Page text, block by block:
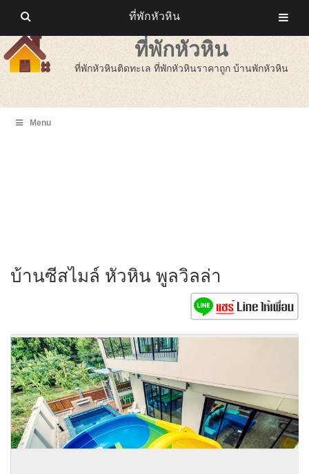
ที่พักหัวหิน
ที่พักหัวหินติดทะเล ที่พักหัวหินราคาถูก บ้านพักหัวหิน
Menu
บ้านซีสไมล์ หัวหิน พูลวิลล่า
ที่พักหัวหิน